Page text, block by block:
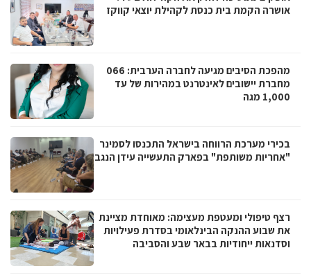
אושרה הקמת בית כנסת לקהילת יוצאי קווקז
מהפכת הסיבים מגיעה לחברה הערבית: 066
מחברת יישובים לאינטרנט במהירות של עד
1,000 מגה
בכירי מערכת הרווחה בישראל התכנסו לסמינר
"אחריות משותפת" בפארק התעשייה עידן הנגב
רצף טיפולי ומעטפת מעצימה: מאוחדת מציינת
את שבוע ההנקה הבינלאומי בסדרת פעילויות
וסדנאות ייחודיות בבאר שבע והסביבה